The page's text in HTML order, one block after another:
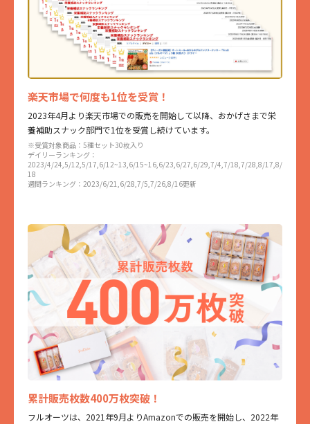
楽天市場で何度も1位を受賞！
2023年4月より楽天市場での販売を開始して以降、おかげさまで栄
養補助スナック部門で1位を受賞し続けています。
※受賞対象商品：5種セット30枚入り
デイリーランキング：
2023/4/24,5/12,5/17,6/12~13,6/15~16,6/23,6/27,6/29,7/4,7/18,7/28,8/17,8/
18
週間ランキング：2023/6/21,6/28,7/5,7/26,8/16更新
累計販売枚数400万枚突破！
フルオーツは、2021年9月よりAmazonでの販売を開始し、2022年